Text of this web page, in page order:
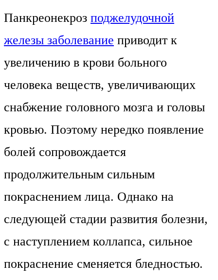
Панкреонекроз поджелудочной
железы заболевание приводит к
увеличению в крови больного
человека веществ, увеличивающих
снабжение головного мозга и головы
кровью. Поэтому нередко появление
болей сопровождается
продолжительным сильным
покраснением лица. Однако на
следующей стадии развития болезни,
с наступлением коллапса, сильное
покраснение сменяется бледностью.